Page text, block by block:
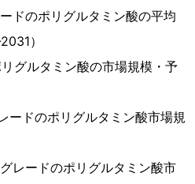
ドのポリグルタミン酸の平均
）
グルタミン酸の市場規模・予
ードのポリグルタミン酸市場規
レードのポリグルタミン酸市